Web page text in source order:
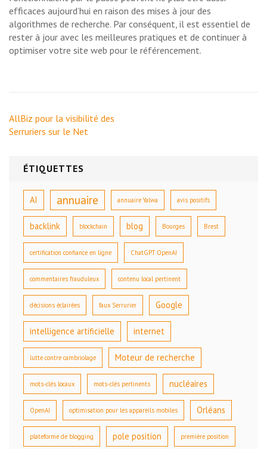
efficaces aujourd’hui en raison des mises à jour des
algorithmes de recherche. Par conséquent, il est essentiel de
rester à jour avec les meilleures pratiques et de continuer à
optimiser votre site web pour le référencement.
Navigation
de
AllBiz pour la visibilité des
Serruriers sur le Net
ÉTIQUETTES
AI annuaire annuaire Yalwa avis positifs
backlink blockchain blog Bourges Brest
certification confiance en ligne ChatGPT OpenAI
commentaires frauduleux contenu local pertinent
décisions éclairées faux Serrurier Google
intelligence artificielle internet
lutte contre cambriolage Moteur de recherche
mots-clés locaux mots-clés pertinents nucléaires
OpenAI optimisation pour les appareils mobiles Orléans
plateforme de blogging pole position première position